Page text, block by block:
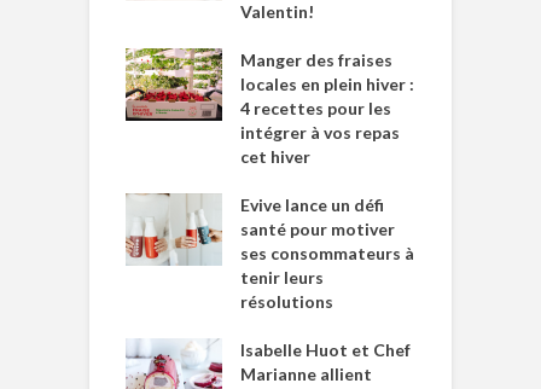
Valentin!
Manger des fraises
locales en plein hiver :
4 recettes pour les
intégrer à vos repas
cet hiver
Evive lance un défi
santé pour motiver
ses consommateurs à
tenir leurs
résolutions
Isabelle Huot et Chef
Marianne allient